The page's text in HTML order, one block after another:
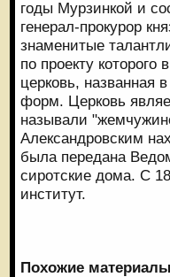
годы Мурзинкой и
генерал-прокурор
знаменитые
по проекту
церковь, названная
форм. Церковь
называли
Александровским
была передана
сиротские дома. С
институт.
Похожие